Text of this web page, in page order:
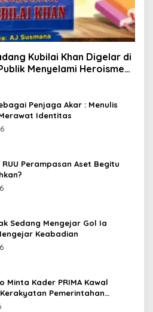
Kubilai Khan Digelar di
Menyelami Heroisme
Penjaga Akar : Menulis
Identitas
Perampasan Aset Begitu
Sedang Mengejar Gol Ia
Keabadian
Minta Kader PRIMA Kawal
Pemerintahan